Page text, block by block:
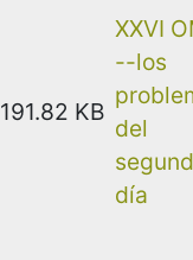
191.82 KB
XXVI
--los
del
día